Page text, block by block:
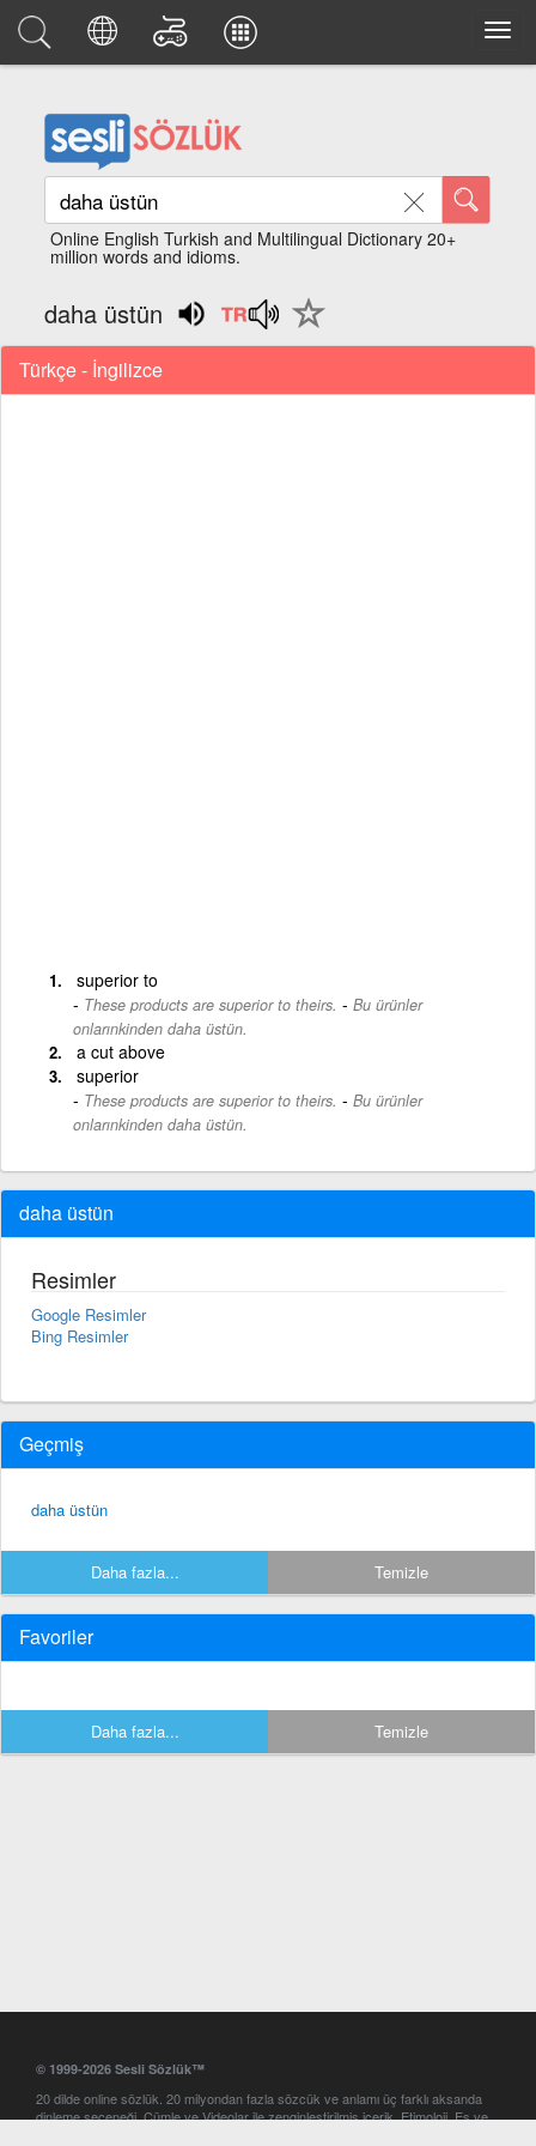
Online English Turkish and Multilingual Dictionary 20+
million words and idioms.
daha üstün
Türkçe - İngilizce
superior to
These products are superior to theirs. - Bu ürünler
onlarınkinden daha üstün.
a cut above
superior
These products are superior to theirs. - Bu ürünler
onlarınkinden daha üstün.
daha üstün
Resimler
Google Resimler
Bing Resimler
Geçmiş
daha üstün
Daha fazla... Temizle
Favoriler
Daha fazla... Temizle
© 1999-2026 Sesli Sözlük™
20 dilde online sözlük. 20 milyondan fazla sözcük ve anlamı üç farklı aksanda
dinleme seçeneği. Cümle ve Videolar ile zenginleştirilmiş içerik. Etimoloji, Eş ve